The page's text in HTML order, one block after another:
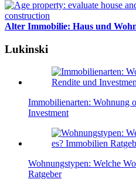
Alter Immobilie: Haus und
Lukinski
Immobilienarten: Wohnung
Investment
Wohnungstypen: Welche
Ratgeber